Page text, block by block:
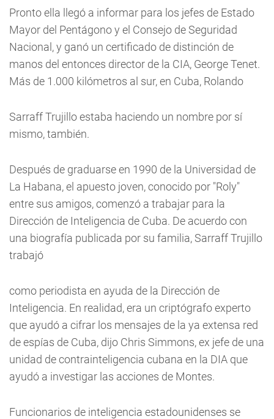
Pronto ella llegó a informar para los jefes de Estado
Mayor del Pentágono y el Consejo de Seguridad
Nacional, y ganó un certificado de distinción de
manos del entonces director de la CIA, George Tenet.
Más de 1.000 kilómetros al sur, en Cuba, Rolando
Sarraff Trujillo estaba haciendo un nombre por sí
mismo, también.
Después de graduarse en 1990 de la Universidad de
La Habana, el apuesto joven, conocido por "Roly"
entre sus amigos, comenzó a trabajar para la
Dirección de Inteligencia de Cuba. De acuerdo con
una biografía publicada por su familia, Sarraff Trujillo
trabajó
como periodista en ayuda de la Dirección de
Inteligencia. En realidad, era un criptógrafo experto
que ayudó a cifrar los mensajes de la ya extensa red
de espías de Cuba, dijo Chris Simmons, ex jefe de una
unidad de contrainteligencia cubana en la DIA que
ayudó a investigar las acciones de Montes.
Funcionarios de inteligencia estadounidenses se